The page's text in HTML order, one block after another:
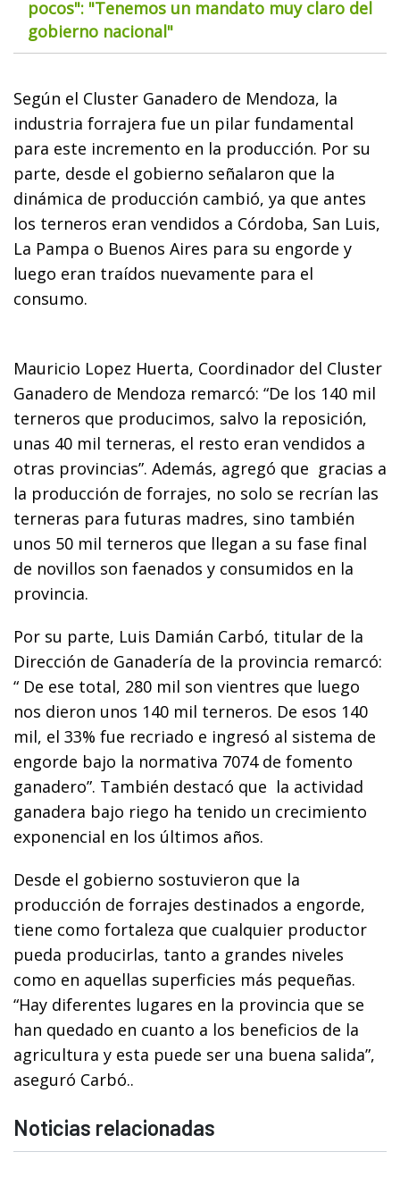
pocos": "Tenemos un mandato muy claro del
gobierno nacional"
Según el Cluster Ganadero de Mendoza, la
industria forrajera fue un pilar fundamental
para este incremento en la producción. Por su
parte, desde el gobierno señalaron que la
dinámica de producción cambió, ya que antes
los terneros eran vendidos a Córdoba, San Luis,
La Pampa o Buenos Aires para su engorde y
luego eran traídos nuevamente para el
consumo.
Mauricio Lopez Huerta, Coordinador del Cluster
Ganadero de Mendoza remarcó: “De los 140 mil
terneros que producimos, salvo la reposición,
unas 40 mil terneras, el resto eran vendidos a
otras provincias”. Además, agregó que gracias a
la producción de forrajes, no solo se recrían las
terneras para futuras madres, sino también
unos 50 mil terneros que llegan a su fase final
de novillos son faenados y consumidos en la
provincia.
Por su parte, Luis Damián Carbó, titular de la
Dirección de Ganadería de la provincia remarcó:
“ De ese total, 280 mil son vientres que luego
nos dieron unos 140 mil terneros. De esos 140
mil, el 33% fue recriado e ingresó al sistema de
engorde bajo la normativa 7074 de fomento
ganadero”. También destacó que la actividad
ganadera bajo riego ha tenido un crecimiento
exponencial en los últimos años.
Desde el gobierno sostuvieron que la
producción de forrajes destinados a engorde,
tiene como fortaleza que cualquier productor
pueda producirlas, tanto a grandes niveles
como en aquellas superficies más pequeñas.
“Hay diferentes lugares en la provincia que se
han quedado en cuanto a los beneficios de la
agricultura y esta puede ser una buena salida”,
aseguró Carbó..
Noticias relacionadas